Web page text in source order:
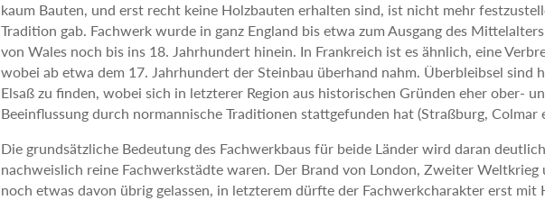
kaum Bauten, und erst recht keine Holzbauten erhalten sind, ist nicht mehr
Tradition gab. Fachwerk wurde in ganz England bis etwa zum Ausgang des
von Wales noch bis ins 18. Jahrhundert hinein. In Frankreich ist es ähnlich, eine
wobei ab etwa dem 17. Jahrhundert der Steinbau überhand nahm. Überbleibsel sind
Elsaß zu finden, wobei sich in letzterer Region aus historischen Gründen eher ober-
Beeinflussung durch normannische Traditionen stattgefunden hat (Straßburg, Colmar
Die grundsätzliche Bedeutung des Fachwerkbaus für beide Länder wird daran
nachweislich reine Fachwerkstädte waren. Der Brand von London, Zweiter
noch etwas davon übrig gelassen, in letzterem dürfte der Fachwerkcharakter erst